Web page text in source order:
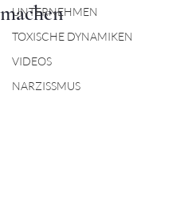
UNTERNEHMEN
TOXISCHE DYNAMIKEN
VIDEOS
NARZISSMUS
machen